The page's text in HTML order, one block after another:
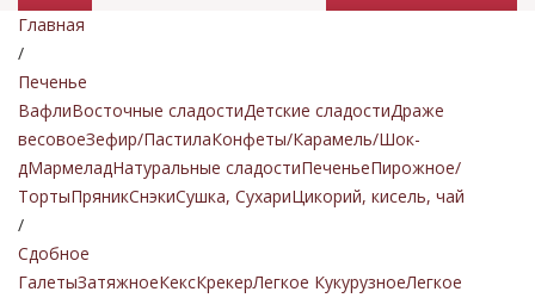
Промо товары
Главная
/
Печенье
ВафлиВосточные сладостиДетские сладостиДраже
весовоеЗефир/ПастилаКонфеты/Карамель/Шок-
дМармеладНатуральные сладостиПеченьеПирожное/
ТортыПряникСнэкиСушка, СухариЦикорий, кисель, чай
/
Сдобное
ГалетыЗатяжноеКексКрекерЛегкое КукурузноеЛегкое